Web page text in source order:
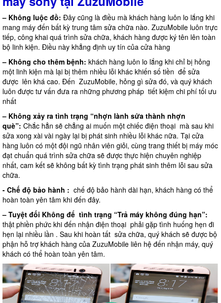
– Không luộc đồ: Đây cũng là điều mà khách hàng luôn lo lắng khi
mang máy đến bất kỳ trung tâm sửa chữa nào. ZuzuMobile luôn trực
tiếp, công khai quá trình sửa chữa, khách hàng được ký tên lên toàn
bộ linh kiện. Điều này khẳng định uy tín của cửa hàng
– Không cho thêm bệnh: khách hàng luôn lo lắng khi chỉ bị hỏng
một linh kiện mà lại bị thêm nhiều lỗi khác khiến số tiền để sửa
được lên khá cao. Đến ZuzuMobile, hỏng gì sửa đó, và quý khách
luôn được tư vấn đưa ra những phương pháp tiết kiệm chi phí tối ưu
nhất
– Không xảy ra tình trạng “nhợn lành sửa thành nhợn
què”: Chắc hẳn sẽ chẳng ai muốn một chiếc điện thoại mà sau khi
sửa xong xài vài ngày lại bị phát sinh nhiều lỗi khác nữa. Tại cửa
hàng luôn có một đội ngũ nhân viên giỏi, cùng trang thiết bị máy móc
đạt chuẩn quá trình sửa chữa sẽ được thực hiện chuyên nghiệp
nhất, cam kết sẽ không bất kỳ tình trạng phát sinh thêm lỗi sau sửa
chữa.
- Chế độ bảo hành : chế độ bảo hành dài hạn, khách hàng có thể
hoàn toàn yên tâm khi đến đây.
– Tuyệt đối Không để tình trạng “Trả máy không đúng hạn”:
thật phiền phức khi đến nhận điện thoại phải gặp tình huống hẹn đi
hẹn lại nhiều lần . Sau khi hoàn tất sửa chữa, quý khách sẽ được bộ
phận hỗ trợ khách hàng của ZuzuMobile liên hệ đến nhận máy, quý
khách có thể hoàn toàn yên tâm.